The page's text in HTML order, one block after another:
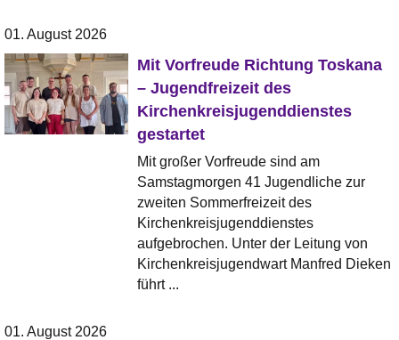
01. August 2026
Mit Vorfreude Richtung Toskana
– Jugendfreizeit des
Kirchenkreisjugenddienstes
gestartet
Mit großer Vorfreude sind am
Samstagmorgen 41 Jugendliche zur
zweiten Sommerfreizeit des
Kirchenkreisjugenddienstes
aufgebrochen. Unter der Leitung von
Kirchenkreisjugendwart Manfred Dieken
führt ...
01. August 2026